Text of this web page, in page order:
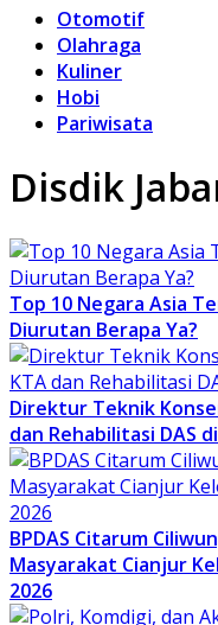
Otomotif
Olahraga
Kuliner
Hobi
Pariwisata
Disdik
Top 10 Negara Asia
Diurutan Berapa Ya?
Direktur Teknik
dan Rehabilitasi DAS
BPDAS Citarum
Masyarakat Cianjur
2026